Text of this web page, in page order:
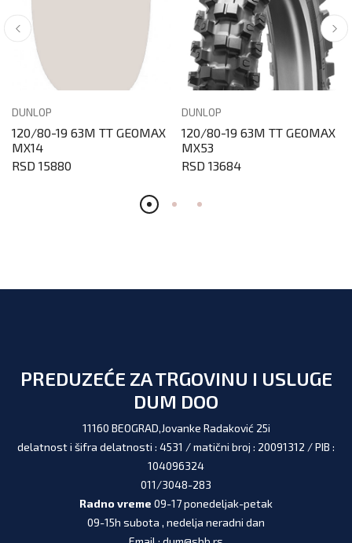
DUNLOP
120/80-19 63M TT GEOMAX
MX14
RSD 15880
DUNLOP
120/80-19 63M TT GEOMAX
MX53
RSD 13684
PREDUZEĆE ZA TRGOVINU I USLUGE
DUM DOO
11160 BEOGRAD,Jovanke Radaković 25i
delatnost i šifra delatnosti : 4531 / matični broj : 20091312 / PIB :
104096324
011/3048-283
Radno vreme 09-17 ponedeljak-petak
09-15h subota , nedelja neradni dan